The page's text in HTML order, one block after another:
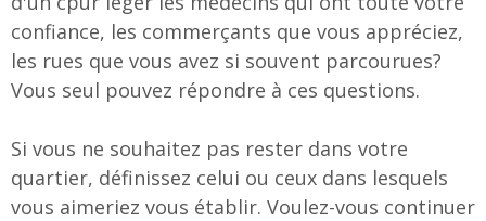
confiance, les commerçants que vous appréciez,
les rues que vous avez si souvent parcourues?
Vous seul pouvez répondre à ces questions.
Si vous ne souhaitez pas rester dans votre
quartier, définissez celui ou ceux dans lesquels
vous aimeriez vous établir. Voulez-vous continuer